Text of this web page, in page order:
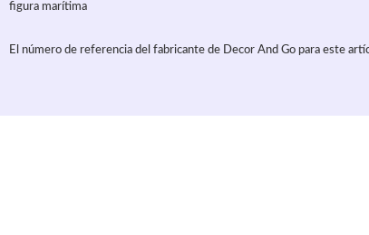
figura marítima
El número de referencia del fabricante de Decor And Go para este